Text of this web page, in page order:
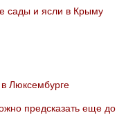
сады и ясли в Крыму
Люксембурге
предсказать еще до